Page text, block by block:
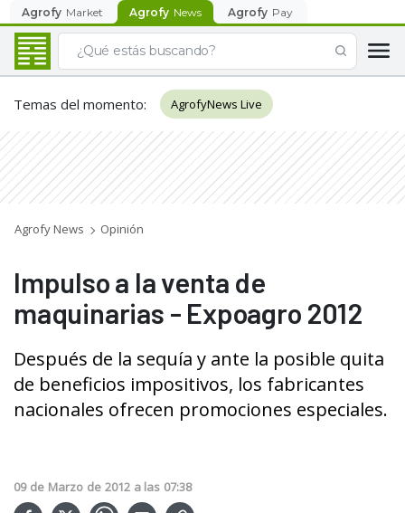
Agrofy Market Agrofy News Agrofy Pay
Temas del momento: AgrofyNews Live
Agrofy News Opinión
Impulso a la venta de
maquinarias - Expoagro 2012
Después de la sequía y ante la posible quita
de beneficios impositivos, los fabricantes
nacionales ofrecen promociones especiales.
09 de Marzo de 2012 a las 07:38